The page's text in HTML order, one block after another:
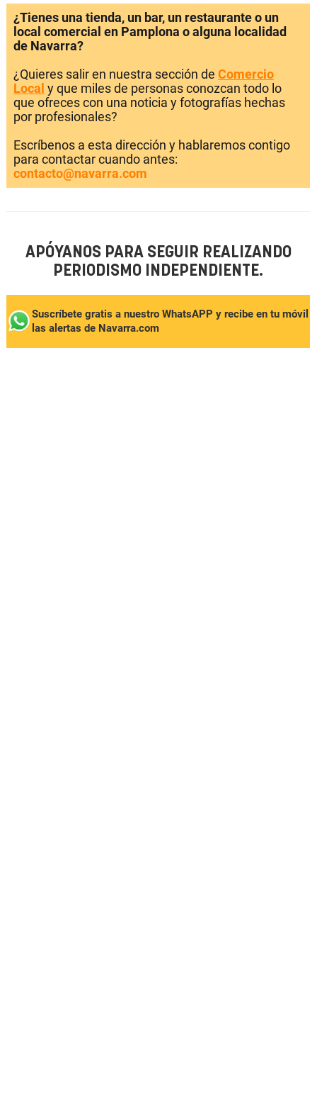
¿Tienes una tienda, un bar, un restaurante o un
local comercial en Pamplona o alguna localidad
de Navarra?
¿Quieres salir en nuestra sección de Comercio
Local y que miles de personas conozcan todo lo
que ofreces con una noticia y fotografías hechas
por profesionales?
Escríbenos a esta dirección y hablaremos contigo
para contactar cuando antes:
contacto@navarra.com
APÓYANOS PARA SEGUIR REALIZANDO
PERIODISMO INDEPENDIENTE.
Suscríbete gratis a nuestro WhatsAPP y recibe en tu móvil
las alertas de Navarra.com